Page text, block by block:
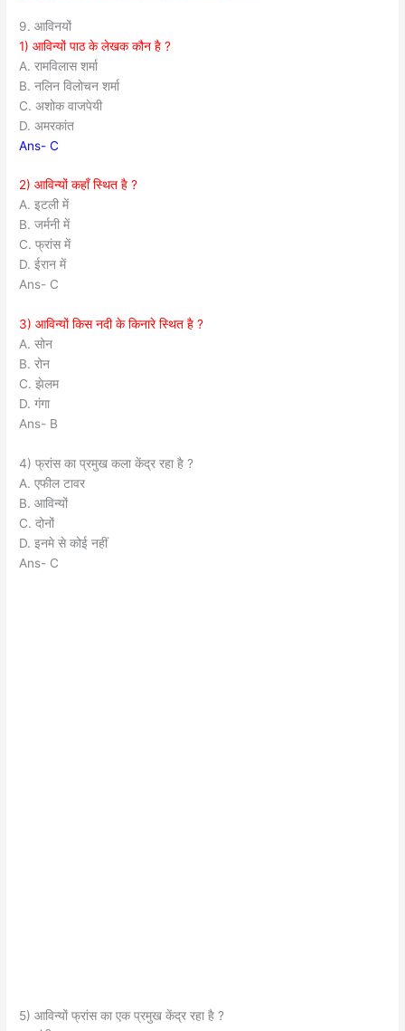
9. आविनयों
1) आविन्यों पाठ के लेखक कौन है ?
A. रामविलास शर्मा
B. नलिन विलोचन शर्मा
C. अशोक वाजपेयी
D. अमरकांत
Ans- C
2) आविन्यों कहाँ स्थित है ?
A. इटली में
B. जर्मनी में
C. फ्रांस में
D. ईरान में
Ans- C
3) आविन्यों किस नदी के किनारे स्थित है ?
A. सोन
B. रोन
C. झेलम
D. गंगा
Ans- B
4) फ्रांस का प्रमुख कला केंद्र रहा है ?
A. एफील टावर
B. आविन्यों
C. दोनों
D. इनमे से कोई नहीं
Ans- C
5) आविन्यों फ्रांस का एक प्रमुख केंद्र रहा है ?